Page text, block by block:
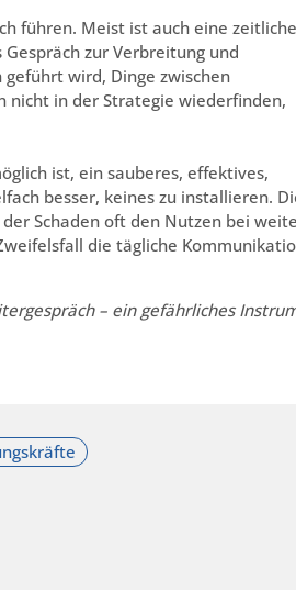
führen. Meist ist auch eine zeitliche
zur Verbreitung und
wird, Dinge zwischen
nicht in der Strategie wiederfinden,
ist, ein sauberes, effektives,
besser, keines zu installieren.
Schaden oft den Nutzen bei
die tägliche
– ein gefährliches